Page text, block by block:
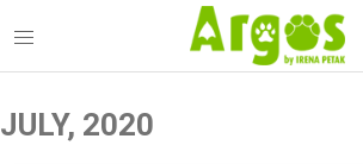
JULY, 2020